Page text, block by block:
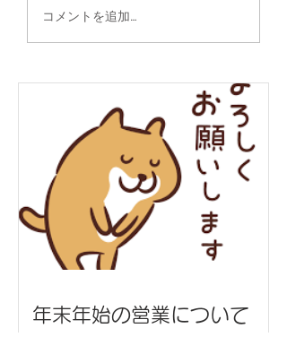
タオル/うるま市 赤野
青年会 様
コメントを追加…
年末年始の営業について